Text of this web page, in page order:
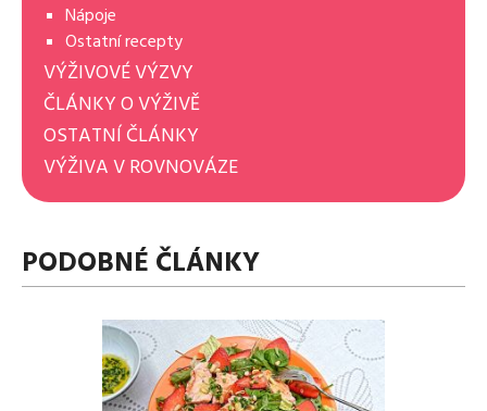
Nápoje
Ostatní recepty
VÝŽIVOVÉ VÝZVY
ČLÁNKY O VÝŽIVĚ
OSTATNÍ ČLÁNKY
VÝŽIVA V ROVNOVÁZE
PODOBNÉ ČLÁNKY